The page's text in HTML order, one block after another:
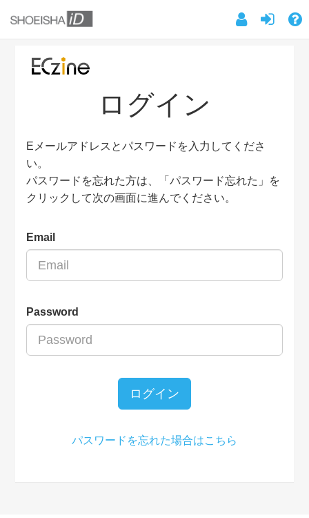
ログイン
Eメールアドレスとパスワードを入力してくださ
い。
パスワードを忘れた方は、「パスワード忘れた」を
クリックして次の画面に進んでください。
Email
Password
ログイン
パスワードを忘れた場合はこちら